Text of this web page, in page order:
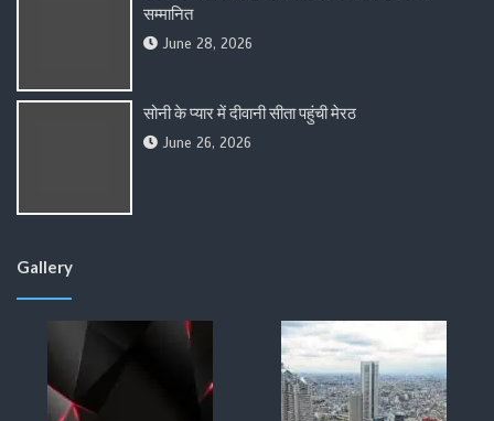
सम्मानित
June 28, 2026
सोनी के प्यार में दीवानी सीता पहुंची मेरठ
June 26, 2026
Gallery